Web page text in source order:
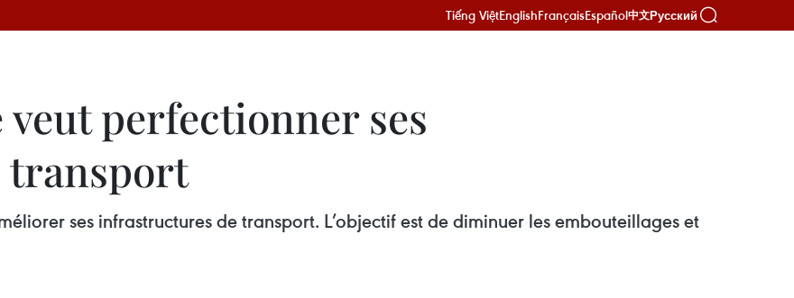
Tiếng ViệtEnglishFrançaisEspañol中文Русский
perfectionner ses
ses infrastructures de transport. L’objectif est de diminuer les embouteillages et